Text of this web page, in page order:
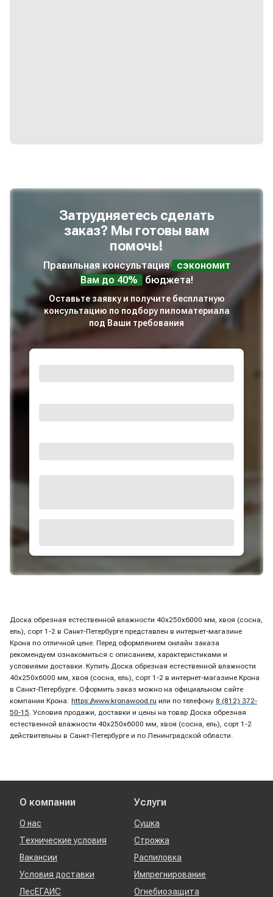
Затрудняетесь сделать
заказ? Мы готовы вам
помочь!
Правильная консультация
сэкономит
Вам до 40%
бюджета!
Оставьте заявку и получите бесплатную
консультацию по подбору пиломатериала
под Ваши требования
Доска обрезная естественной влажности 40х250х6000 мм, хвоя (сосна,
ель), сорт 1-2 в Санкт-Петербурге представлен в интернет-магазине
Крона по отличной цене. Перед оформлением онлайн заказа
рекомендуем ознакомиться с описанием, характеристиками и
условиями доставки. Купить Доска обрезная естественной влажности
40х250х6000 мм, хвоя (сосна, ель), сорт 1-2 в интернет-магазине Крона
в Санкт-Петербурге. Оформить заказ можно на официальном сайте
компании Крона: https://www.kronawood.ru или по телефону 8 (812) 372-
50-15. Условия продажи, доставки и цены на товар Доска обрезная
естественной влажности 40х250х6000 мм, хвоя (сосна, ель), сорт 1-2
действительны в Санкт-Петербурге и по Ленинградской области.
О компании
О нас
Технические условия
Вакансии
Условия доставки
ЛесЕГАИС
Услуги
Сушка
Строжка
Распиловка
Импрегнирование
Огнебиозащита